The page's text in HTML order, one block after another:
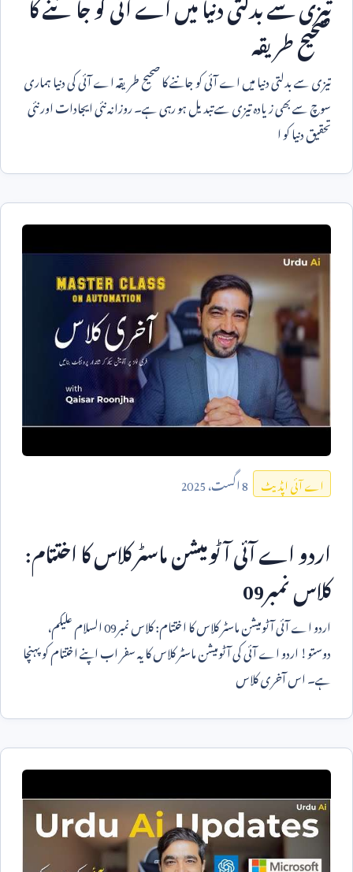
صحیح طریقہ
تیزی سے بدلتی دنیا میں اے آئی کو جاننے کا صحیح طریقہ اے آئی کی دنیا ہماری
سوچ سے بھی زیادہ تیزی سے تبدیل ہو رہی ہے۔ روزانہ نئی ایجادات اور نئی
تحقیق دنیا کو ا
اے آئی اپڈیٹ 8اگست،2025
اردو اے آئی آٹومیشن ماسٹر کلاس کا اختتام:
کلاس نمبر09
اردو اے آئی آٹومیشن ماسٹر کلاس کا اختتام: کلاس نمبر09السلام علیکم،
دوستو! اردو اے آئی کی آٹومیشن ماسٹر کلاس کا یہ سفر اب اپنے اختتام کو پہنچا
ہے۔ اس آخری کلاس